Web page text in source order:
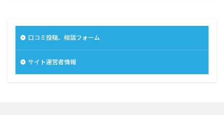
口コミ投稿、相談フォーム
サイト運営者情報